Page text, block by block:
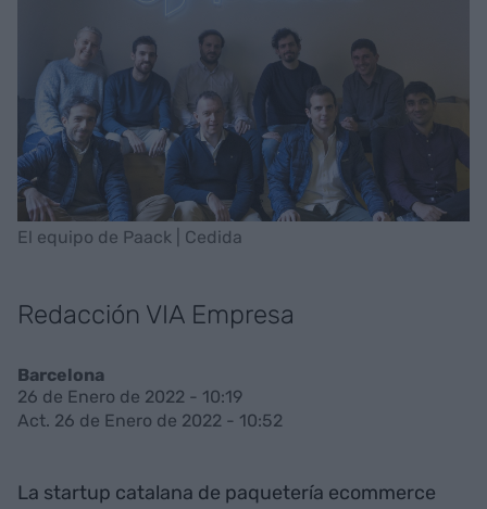
El equipo de Paack | Cedida
Redacción VIA Empresa
Barcelona
26 de Enero de 2022 - 10:19
Act. 26 de Enero de 2022 - 10:52
La startup catalana de paquetería ecommerce